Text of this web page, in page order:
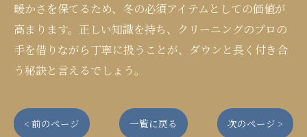
暖かさを保てるため、冬の必須アイテムとしての価値が
高まります。正しい知識を持ち、クリーニングのプロの
手を借りながら丁寧に扱うことが、ダウンと長く付き合
う秘訣と言えるでしょう。
< 前のページ 一覧に戻る 次のページ >